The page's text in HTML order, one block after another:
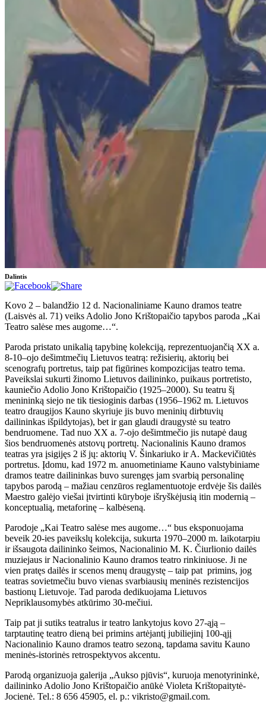
Dalintis
Kovo 2 – balandžio 12 d. Nacionaliniame Kauno dramos teatre
(Laisvės al. 71) veiks Adolio Jono Krištopaičio tapybos paroda „Kai
Teatro salėse mes augome…“.
Paroda pristato unikalią tapybinę kolekciją, reprezentuojančią XX a.
8-10–ojo dešimtmečių Lietuvos teatrą: režisierių, aktorių bei
scenografų portretus, taip pat figūrines kompozicijas teatro tema.
Paveikslai sukurti žinomo Lietuvos dailininko, puikaus portretisto,
kauniečio Adolio Jono Krištopaičio (1925–2000). Su teatru šį
menininką siejo ne tik tiesioginis darbas (1956–1962 m. Lietuvos
teatro draugijos Kauno skyriuje jis buvo meninių dirbtuvių
dailininkas išpildytojas), bet ir gan glaudi draugystė su teatro
bendruomene. Tad nuo XX a. 7-ojo dešimtmečio jis nutapė daug
šios bendruomenės atstovų portretų. Nacionalinis Kauno dramos
teatras yra įsigijęs 2 iš jų: aktorių V. Šinkariuko ir A. Mackevičiūtės
portretus. Įdomu, kad 1972 m. anuometiniame Kauno valstybiniame
dramos teatre dailininkas buvo surengęs jam svarbią personalinę
tapybos parodą – mažiau cenzūros reglamentuotoje erdvėje šis dailės
Maestro galėjo viešai įtvirtinti kūryboje išryškėjusią itin modernią –
konceptualią, metaforinę – kalbėseną.
Parodoje „Kai Teatro salėse mes augome…“ bus eksponuojama
beveik 20-ies paveikslų kolekcija, sukurta 1970–2000 m. laikotarpiu
ir išsaugota dailininko šeimos, Nacionalinio M. K. Čiurlionio dailės
muziejaus ir Nacionalinio Kauno dramos teatro rinkiniuose. Ji ne
vien pratęs dailės ir scenos menų draugystę – taip pat primins, jog
teatras sovietmečiu buvo vienas svarbiausių meninės rezistencijos
bastionų Lietuvoje. Tad paroda dedikuojama Lietuvos
Nepriklausomybės atkūrimo 30-mečiui.
Taip pat ji sutiks teatralus ir teatro lankytojus kovo 27-ąją –
tarptautinę teatro dieną bei primins artėjantį jubiliejinį 100-ąjį
Nacionalinio Kauno dramos teatro sezoną, tapdama savitu Kauno
meninės-istorinės retrospektyvos akcentu.
Parodą organizuoja galerija „Aukso pjūvis“, kuruoja menotyrininkė,
dailininko Adolio Jono Krištopaičio anūkė Violeta Krištopaitytė-
Jocienė. Tel.: 8 656 45905, el. p.: vikristo@gmail.com.